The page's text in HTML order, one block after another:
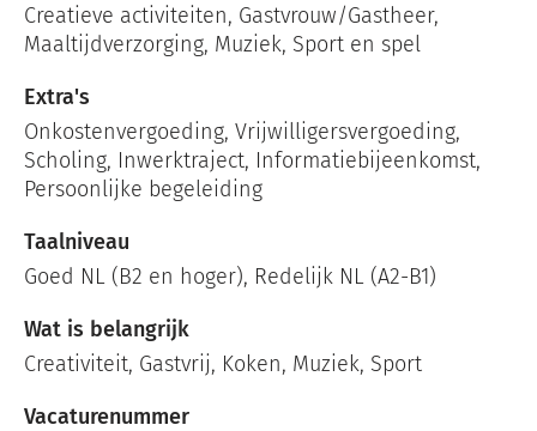
Creatieve activiteiten, Gastvrouw/Gastheer,
Maaltijdverzorging, Muziek, Sport en spel
Extra's
Onkostenvergoeding, Vrijwilligersvergoeding,
Scholing, Inwerktraject, Informatiebijeenkomst,
Persoonlijke begeleiding
Taalniveau
Goed NL (B2 en hoger), Redelijk NL (A2-B1)
Wat is belangrijk
Creativiteit, Gastvrij, Koken, Muziek, Sport
Vacaturenummer